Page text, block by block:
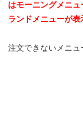
はモーニングメニ
ランドメニューが表
注文できないメニュ